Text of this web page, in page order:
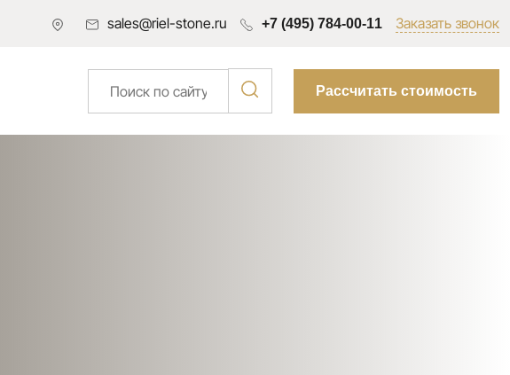
sales@riel-stone.ru +7 (495) 784-00-11 Заказать звонок
Рассчитать стоимость